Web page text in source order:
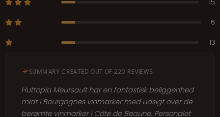
15
6
13
SUMMARY CREATED OUT OF 220 REVIEWS
Huttopia Meursault har en fantastisk beliggenhed
midt i Bourgognes vinmarker med udsigt over de
berømte vinmarker i Côte de Beaune. Personalet